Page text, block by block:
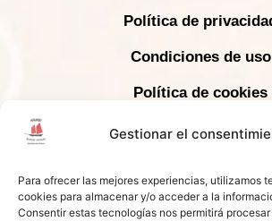
Gestionar el
Para ofrecer las mejores experiencias, utilizamos
cookies para almacenar y/o acceder a la
Consentir estas tecnologías nos permitirá
Política de
Condiciones de uso
Política de cookies
Declaración de
COPYRIGHT © 2024 KRABI
TODOS LOS DERECHOS